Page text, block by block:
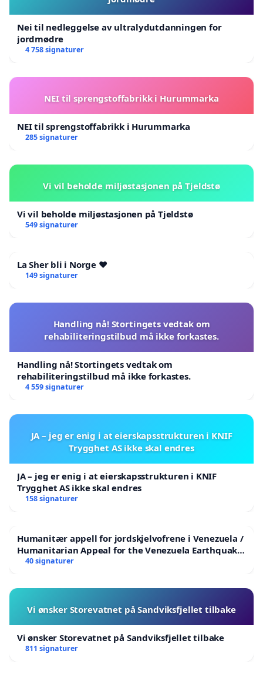
Nei til nedleggelse av ultralydutdanningen for
jordmødre
4 758 signaturer
NEI til sprengstoffabrikk i Hurummarka
NEI til sprengstoffabrikk i Hurummarka
285 signaturer
Vi vil beholde miljøstasjonen på Tjeldstø
Vi vil beholde miljøstasjonen på Tjeldstø
549 signaturer
La Sher bli i Norge ❤️
149 signaturer
Handling nå! Stortingets vedtak om
rehabiliteringstilbud må ikke forkastes.
Handling nå! Stortingets vedtak om
rehabiliteringstilbud må ikke forkastes.
4 559 signaturer
JA – jeg er enig i at eierskapsstrukturen i KNIF
Trygghet AS ikke skal endres
JA – jeg er enig i at eierskapsstrukturen i KNIF
Trygghet AS ikke skal endres
158 signaturer
Humanitær appell for jordskjelvofrene i Venezuela /
Humanitarian Appeal for the Venezuela Earthquake
Victims
40 signaturer
Vi ønsker Storevatnet på Sandviksfjellet tilbake
Vi ønsker Storevatnet på Sandviksfjellet tilbake
811 signaturer